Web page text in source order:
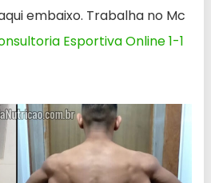
embaixo. Trabalha no Mc
Esportiva Online 1-1